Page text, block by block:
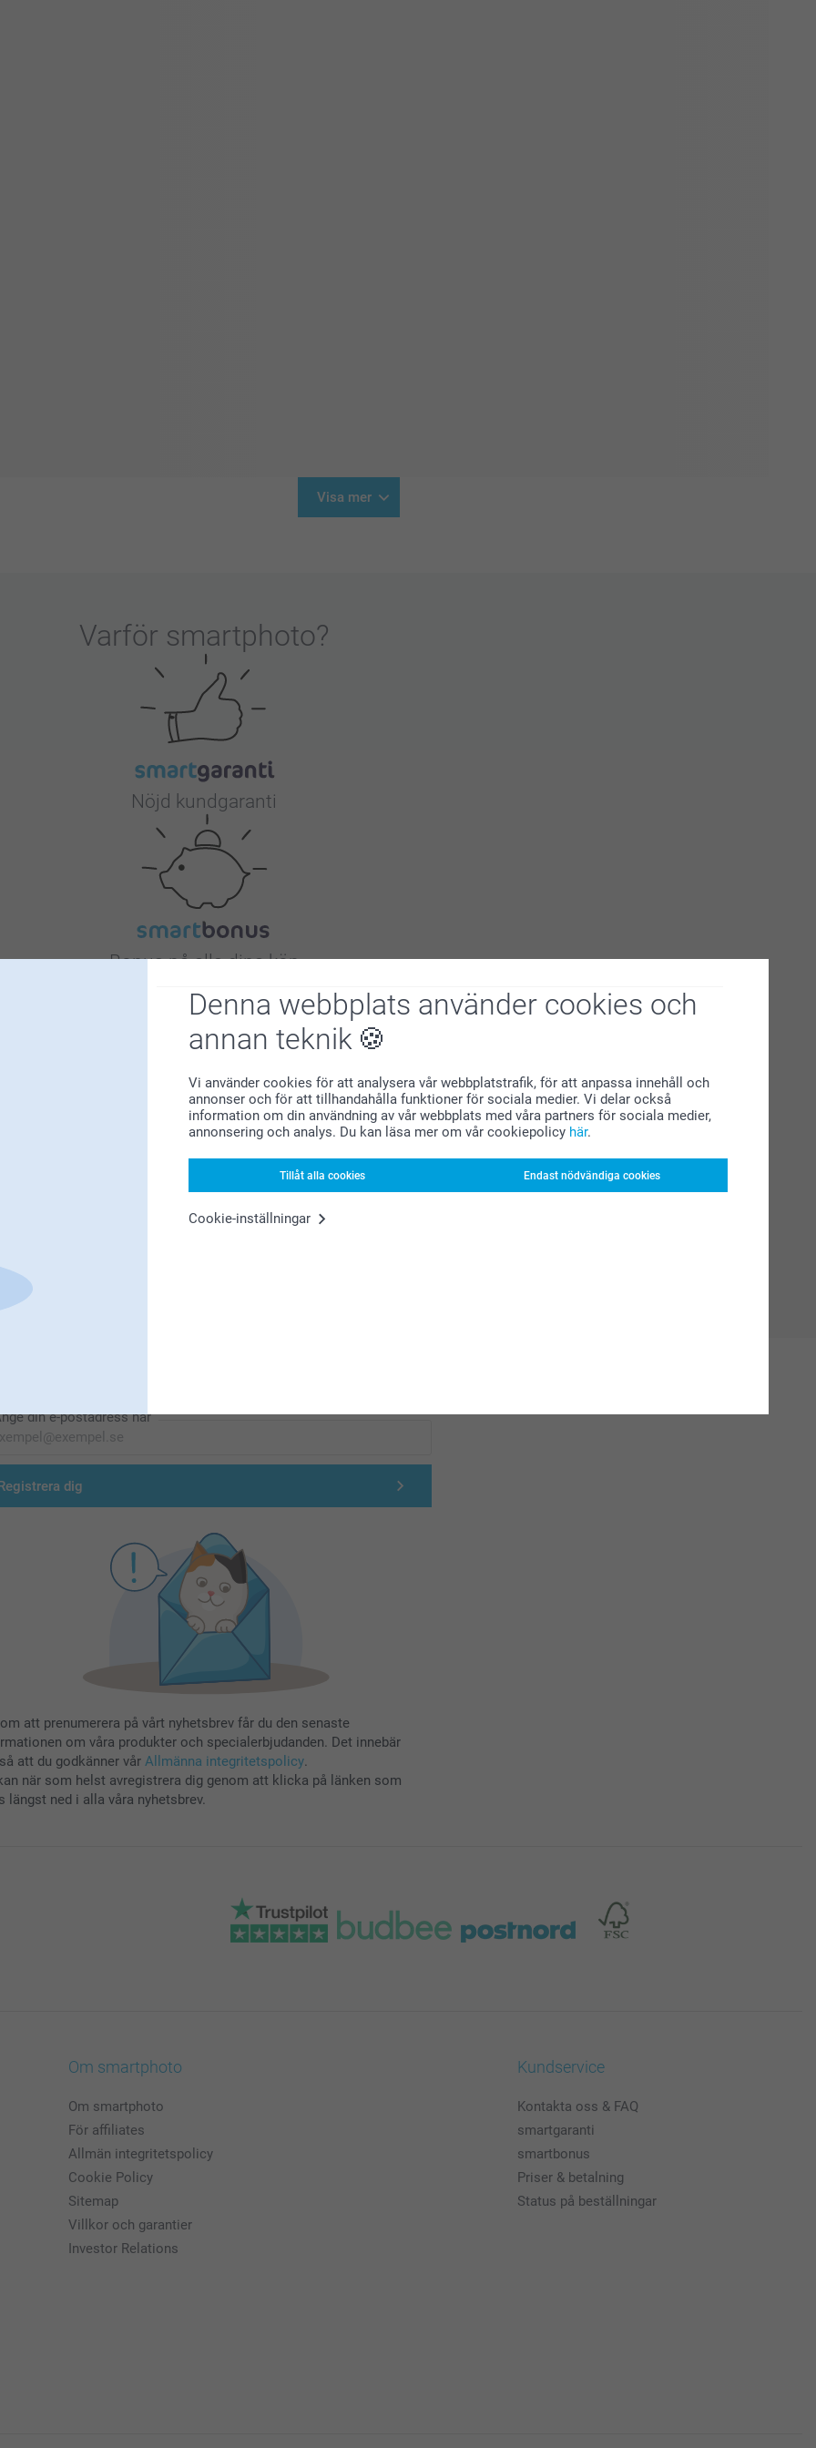
Denna webbplats använder cookies och
annan teknik
Vi använder cookies för att analysera vår webbplatstrafik, för att anpassa innehåll och
annonser och för att tillhandahålla funktioner för sociala medier. Vi delar också
information om din användning av vår webbplats med våra partners för sociala medier,
annonsering och analys. Du kan läsa mer om vår cookiepolicy här.
Tillåt alla cookies Endast nödvändiga cookies
Cookie-inställningar
Visa mer
Varför smartphoto?
Nöjd kundgaranti
Bonus på alla dina köp
Letar du efter inspiration?
din e-postadress här
dig
att prenumerera på vårt nyhetsbrev får du den senaste
om våra produkter och specialerbjudanden. Det innebär
att du godkänner vår Allmänna integritetspolicy.
när som helst avregistrera dig genom att klicka på länken som
längst ned i alla våra nyhetsbrev.
Om smartphoto
Om smartphoto
För affiliates
Allmän integritetspolicy
Cookie Policy
Sitemap
Villkor och garantier
Investor Relations
Kundservice
Kontakta oss & FAQ
smartgaranti
smartbonus
Priser & betalning
Status på beställningar